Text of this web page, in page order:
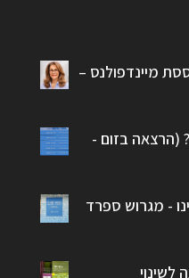
מיינדפולנס –
(הרצאה בזום -
- מגרוש ספרד